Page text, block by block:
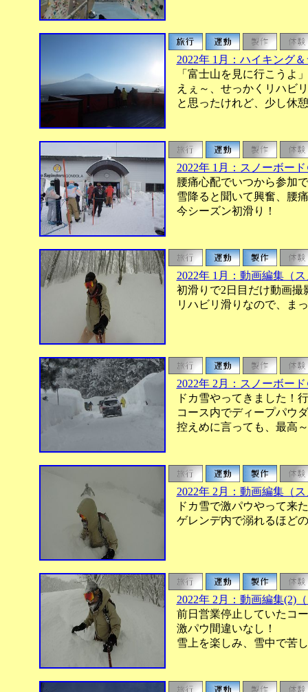
2022年 1月：ハイキング
「富士山を見に行こうよ
えぇ～、せっかくリハビ
と思ったけれど、少し休
2022年 1月：スノーボー
腰痛心配でいつから参加
雪降ると聞いて興奮、腰
今シーズン初滑り！
2022年 1月：動画編集（
初滑りで2日目だけ動画撮
リハビリ滑りなので、ま
2022年 2月：スノーボー
ドカ雪やってきました！
コース内でディープパウ
控えめに言っても、最高
2022年 2月：動画編集（
ドカ雪で激パウやって来
ゲレンデ内で溺れるほど
2022年 2月：動画編集(2)
前日営業停止していたコ
激パウ間違いなし！
雪上を楽しみ、雪中で苦